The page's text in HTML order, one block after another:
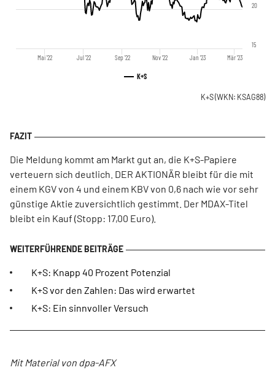
K+S
Mai '22 Jul '22 Sep '22 Nov '22 Jan '23 Mär '23
15
20
K+S(WKN: KSAG88)
Die Meldung kommt am Markt gut an, die K+S-Papiere
verteuern sich deutlich. DER AKTIONÄR bleibt für die mit
einem KGV von 4 und einem KBV von 0,6 nach wie vor sehr
günstige Aktie zuversichtlich gestimmt. Der MDAX-Titel
bleibt ein Kauf (Stopp: 17,00 Euro).
K+S: Knapp 40 Prozent Potenzial
K+S vor den Zahlen: Das wird erwartet
K+S: Ein sinnvoller Versuch
Mit Material von dpa-AFX